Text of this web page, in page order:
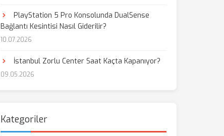
PlayStation 5 Pro Konsolunda DualSense
Bağlantı Kesintisi Nasıl Giderilir?
10.07.2026
İstanbul Zorlu Center Saat Kaçta Kapanıyor?
09.05.2026
Kategoriler